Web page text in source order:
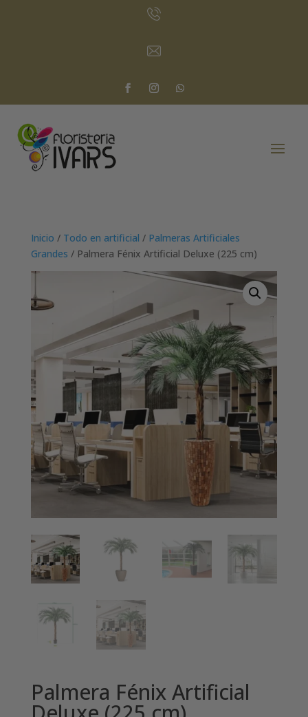
Inicio / Todo en artificial / Palmeras Artificiales
Grandes / Palmera Fénix Artificial Deluxe (225 cm)
Palmera Fénix Artificial